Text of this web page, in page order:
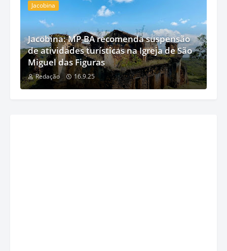
Jacobina
Jacobina: MP-BA recomenda suspensão
de atividades turísticas na Igreja de São
Miguel das Figuras
Redação 16.9.25